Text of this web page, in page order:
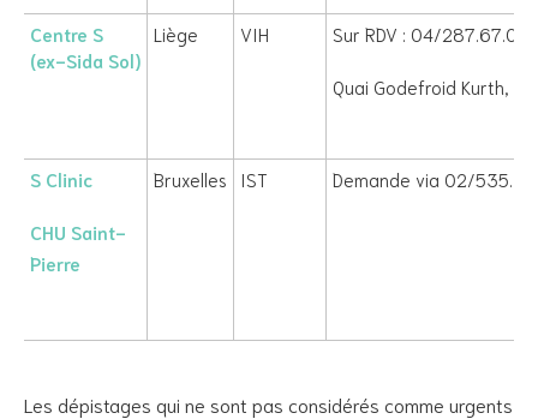
Centre S
(ex-Sida Sol)
Liège VIH Sur RDV : 04/287.67.00
Quai Godefroid Kurth,
S Clinic
CHU Saint-
Pierre
Bruxelles IST Demande via 02/
Les dépistages qui ne sont pas considérés comme urgents